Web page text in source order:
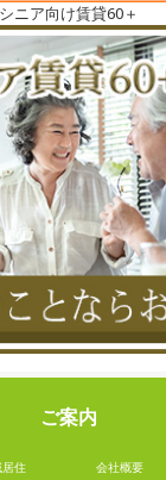
シニア向け賃貸60＋
ご案内
居住 会社概要